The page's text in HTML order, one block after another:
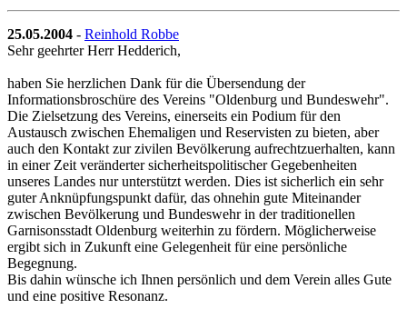
25.05.2004 - Reinhold Robbe
Sehr geehrter Herr Hedderich,
haben Sie herzlichen Dank für die Übersendung der
Informationsbroschüre des Vereins "Oldenburg und Bundeswehr".
Die Zielsetzung des Vereins, einerseits ein Podium für den
Austausch zwischen Ehemaligen und Reservisten zu bieten, aber
auch den Kontakt zur zivilen Bevölkerung aufrechtzuerhalten, kann
in einer Zeit veränderter sicherheitspolitischer Gegebenheiten
unseres Landes nur unterstützt werden. Dies ist sicherlich ein sehr
guter Anknüpfungspunkt dafür, das ohnehin gute Miteinander
zwischen Bevölkerung und Bundeswehr in der traditionellen
Garnisonsstadt Oldenburg weiterhin zu fördern. Möglicherweise
ergibt sich in Zukunft eine Gelegenheit für eine persönliche
Begegnung.
Bis dahin wünsche ich Ihnen persönlich und dem Verein alles Gute
und eine positive Resonanz.